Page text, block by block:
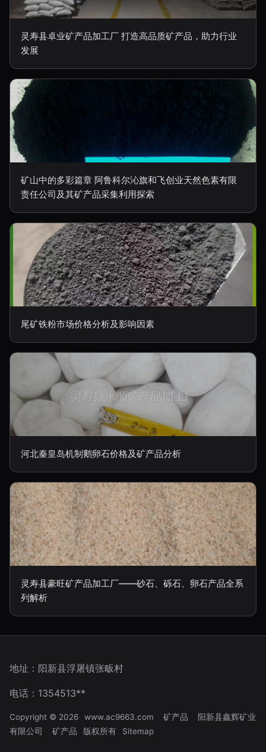
灵寿县卓业矿产品加工厂 打造高品质矿产品，助力行业
发展
矿山中的多彩篇章 阿鲁科尔沁旗和飞创业天然色素有限
责任公司及其矿产品采集利用探索
尾矿铁粉市场价格分析及影响因素
河北秦皇岛机制鹅卵石价格及矿产品分析
灵寿县豪旺矿产品加工厂——砂石、砾石、卵石产品全系
列解析
地址：阳新县浮屠镇张畈村
电话：1354513**
Copyright © 2026 www.ac9663.com 矿产品
阳新县鑫辉矿业
有限公司
矿产品 版权所有 Sitemap